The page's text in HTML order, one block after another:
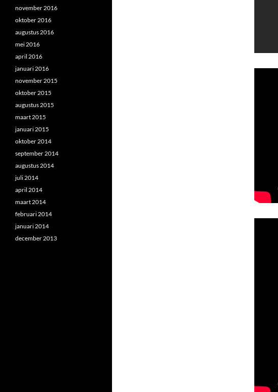
november 2016
oktober 2016
augustus 2016
mei 2016
april 2016
januari 2016
november 2015
oktober 2015
augustus 2015
maart 2015
januari 2015
oktober 2014
september 2014
augustus 2014
juli 2014
april 2014
maart 2014
februari 2014
januari 2014
december 2013